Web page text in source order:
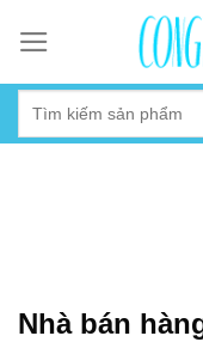
content
Nhà bán